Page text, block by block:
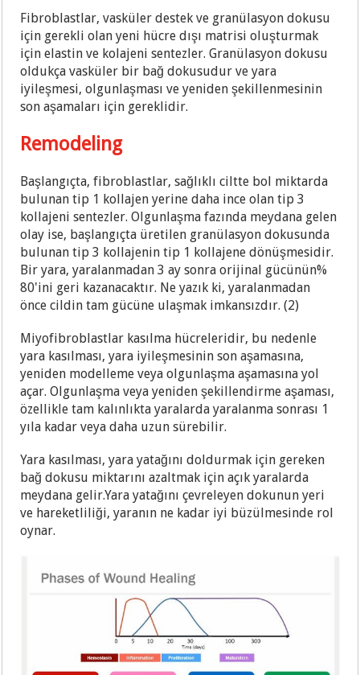
Fibroblastlar, vasküler destek ve granülasyon dokusu
için gerekli olan yeni hücre dışı matrisi oluşturmak
için elastin ve kolajeni sentezler. Granülasyon dokusu
oldukça vasküler bir bağ dokusudur ve yara
iyileşmesi, olgunlaşması ve yeniden şekillenmesinin
son aşamaları için gereklidir.
Remodeling
Başlangıçta, fibroblastlar, sağlıklı ciltte bol miktarda
bulunan tip 1 kollajen yerine daha ince olan tip 3
kollajeni sentezler. Olgunlaşma fazında meydana gelen
olay ise, başlangıçta üretilen granülasyon dokusunda
bulunan tip 3 kollajenin tip 1 kollajene dönüşmesidir.
Bir yara, yaralanmadan 3 ay sonra orijinal gücünün%
80'ini geri kazanacaktır. Ne yazık ki, yaralanmadan
önce cildin tam gücüne ulaşmak imkansızdır. (2)
Miyofibroblastlar kasılma hücreleridir, bu nedenle
yara kasılması, yara iyileşmesinin son aşamasına,
yeniden modelleme veya olgunlaşma aşamasına yol
açar. Olgunlaşma veya yeniden şekillendirme aşaması,
özellikle tam kalınlıkta yaralarda yaralanma sonrası 1
yıla kadar veya daha uzun sürebilir.
Yara kasılması, yara yatağını doldurmak için gereken
bağ dokusu miktarını azaltmak için açık yaralarda
meydana gelir.Yara yatağını çevreleyen dokunun yeri
ve hareketliliği, yaranın ne kadar iyi büzülmesinde rol
oynar.